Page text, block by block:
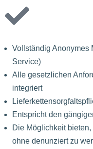
Vollständig Anonymes
Service)
Alle gesetzlichen
integriert
Entspricht den
Die Möglichkeit
ohne denunziert zu